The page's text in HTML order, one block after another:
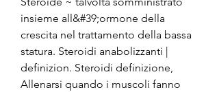
insieme all&#39;ormone della
crescita nel trattamento della bassa
statura. Steroidi anabolizzanti |
definizion. Steroidi definizione,
Allenarsi quando i muscoli fanno